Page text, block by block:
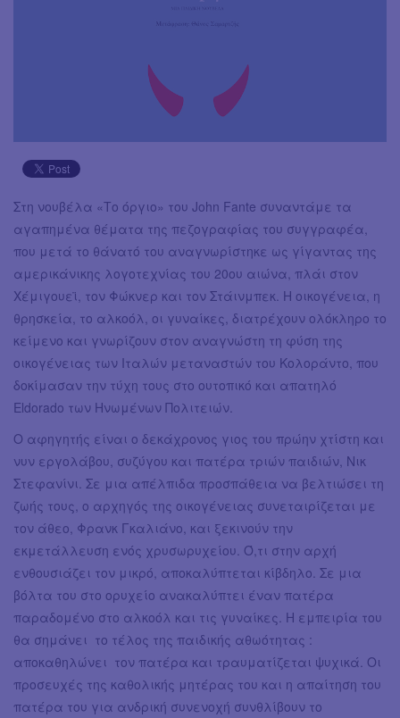
Στη νουβέλα «Το όργιο» του John Fante συναντάμε τα
αγαπημένα θέματα της πεζογραφίας του συγγραφέα,
που μετά το θάνατό του αναγνωρίστηκε ως γίγαντας της
αμερικάνικης λογοτεχνίας του 20ου αιώνα, πλάι στον
Χέμιγουεϊ, τον Φώκνερ και τον Στάινμπεκ. Η οικογένεια, η
θρησκεία, το αλκοόλ, οι γυναίκες, διατρέχουν ολόκληρο το
κείμενο και γνωρίζουν στον αναγνώστη τη φύση της
οικογένειας των Ιταλών μεταναστών του Κολοράντο, που
δοκίμασαν την τύχη τους στο ουτοπικό και απατηλό
Eldorado των Ηνωμένων Πολιτειών.
Ο αφηγητής είναι ο δεκάχρονος γιος του πρώην χτίστη και
νυν εργολάβου, συζύγου και πατέρα τριών παιδιών, Νικ
Στεφανίνι. Σε μια απέλπιδα προσπάθεια να βελτιώσει τη
ζωής τους, ο αρχηγός της οικογένειας συνεταιρίζεται με
τον άθεο, Φρανκ Γκαλιάνο, και ξεκινούν την
εκμετάλλευση ενός χρυσωρυχείου. Ό,τι στην αρχή
ενθουσιάζει τον μικρό, αποκαλύπτεται κίβδηλο. Σε μια
βόλτα του στο ορυχείο ανακαλύπτει έναν πατέρα
παραδομένο στο αλκοόλ και τις γυναίκες. Η εμπειρία του
θα σημάνει το τέλος της παιδικής αθωότητας :
αποκαθηλώνει τον πατέρα και τραυματίζεται ψυχικά. Οι
προσευχές της καθολικής μητέρας του και η απαίτηση του
πατέρα του για ανδρική συνενοχή συνθλίβουν το